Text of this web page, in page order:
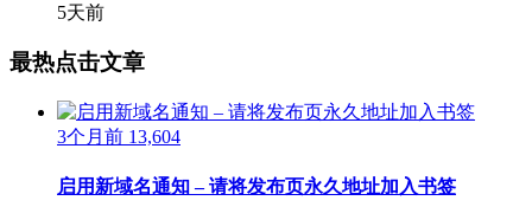
5天前
最热点击文章
3个月前 13,604
启用新域名通知 – 请将发布页永久地址加入书签